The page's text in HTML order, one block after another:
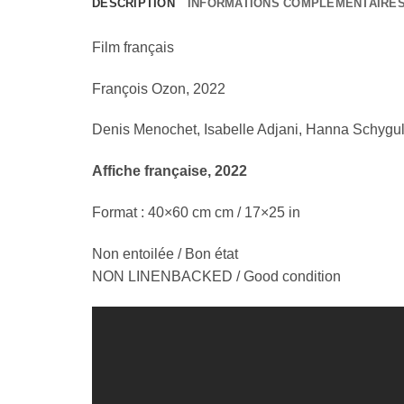
DESCRIPTION INFORMATIONS
Film français
François Ozon, 2022
Denis Menochet, Isabelle Adjani, Hanna
Affiche française, 2022
Format : 40×60 cm cm / 17×25 in
Non entoilée / Bon état
NON LINENBACKED / Good condition